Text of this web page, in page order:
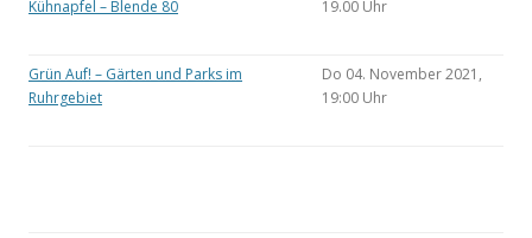
Kühnapfel – Blende 80
19.00 Uhr
Grün Auf! – Gärten und Parks im
Ruhrgebiet
Do 04. November 2021,
19:00 Uhr